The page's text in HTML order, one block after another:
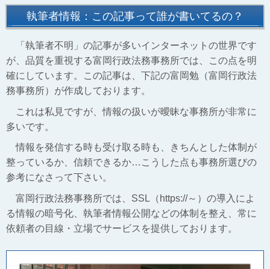
執筆者情報：この記事って誰が書いてるの？
「執筆者不明」の記事が多いインターネットの世界です
が、品質を重視する富岡行政法務事務所では、この点を明
確にしています。この記事は、下記の富岡勉（富岡行政法
務事務所）が作成しております。
これは私見ですが、情報の扱いが曖昧な事務所が非常に
多いです。
情報を発信する時も受け取る時も、きちんとした体制が
整っているか、信頼できるか…こうした点も事務所選びの
参考になさって下さい。
富岡行政法務事務所では、SSL（https://～）の導入によ
る情報の暗号化、執筆者情報公開などの体制を整え、常に
依頼者の目線・立場でサービスを提供しております。